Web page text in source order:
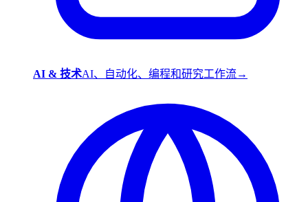
AI & 技术AI、自动化、编程和研究工作流→